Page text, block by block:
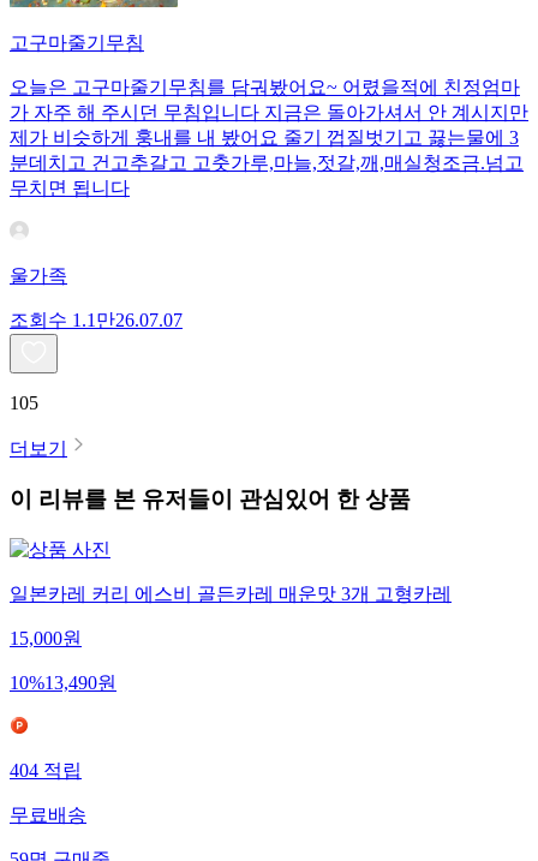
고구마줄기무침
오늘은 고구마줄기무침를 담궈봤어요~ 어렸을적에 친정엄마
가 자주 해 주시던 무침입니다 지금은 돌아가셔서 안 계시지만
제가 비슷하게 훙내를 내 봤어요 줄기 껍질벗기고 끓는물에 3
분데치고 건고추갈고 고춧가루,마늘,젓갈,깨,매실청조금.넘고
무치면 됩니다
울가족
조회수 1.1만26.07.07
105
더보기
이 리뷰를 본 유저들이 관심있어 한 상품
일본카레 커리 에스비 골든카레 매운맛 3개 고형카레
15,000원
10%13,490원
404 적립
무료배송